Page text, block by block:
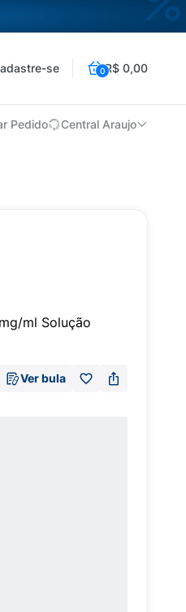
se 0R$ 0,00
Pedido Central Araujo
ml Solução
Ver bula